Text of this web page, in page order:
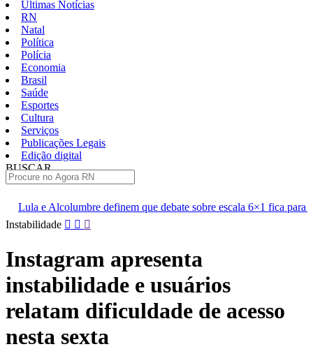
Últimas Notícias
RN
Natal
Política
Polícia
Economia
Brasil
Saúde
Esportes
Cultura
Serviços
Publicações Legais
Edição digital
BUSCAR
que debate sobre escala 6×1 fica para depois das eleições
Pular
conteúdo
Instabilidade
Instagram apresenta
instabilidade e usuários
relatam dificuldade de acesso
nesta sexta